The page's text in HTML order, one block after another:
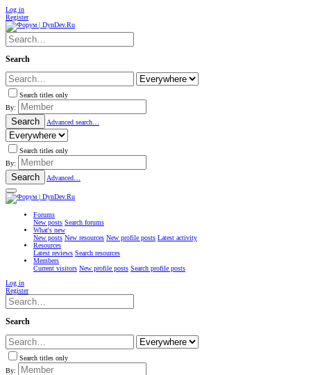
Log in
Register
Search
Search titles only
By:
Search Advanced search…
Search titles only
By:
Search Advanced…
Forums
New posts Search forums
What's new
New posts New resources New profile posts Latest activity
Resources
Latest reviews Search resources
Members
Current visitors New profile posts Search profile posts
Log in
Register
Search
Search titles only
By: